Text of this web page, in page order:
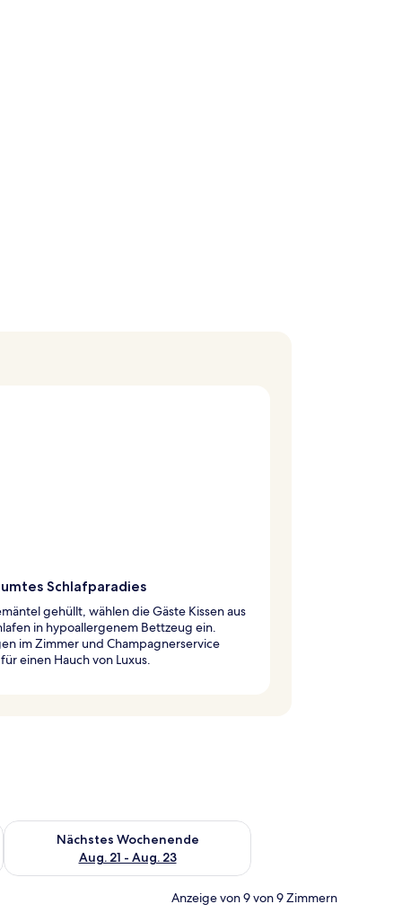
Schlafparadies
gehüllt, wählen die Gäste Kissen aus
in hypoallergenem Bettzeug ein.
im Zimmer und Champagnerservice
einen Hauch von Luxus.
Aug. 14 - Aug. 16.
Nächstes Wochenende
Aug. 21 - Aug. 23
Überprüfe die Verfügbarkeit für nächstes Wochenende, Aug.
Anzeige von 9 von 9 Zimmern